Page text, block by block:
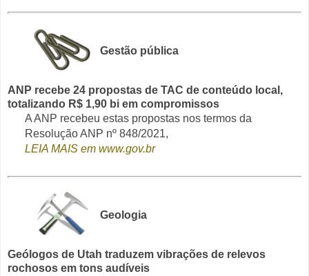
Gestão pública
ANP recebe 24 propostas de TAC de conteúdo local,
totalizando R$ 1,90 bi em compromissos
A ANP recebeu estas propostas nos termos da
Resolução ANP nº 848/2021,
LEIA MAIS em www.gov.br
Geologia
Geólogos de Utah traduzem vibrações de relevos
rochosos em tons audíveis